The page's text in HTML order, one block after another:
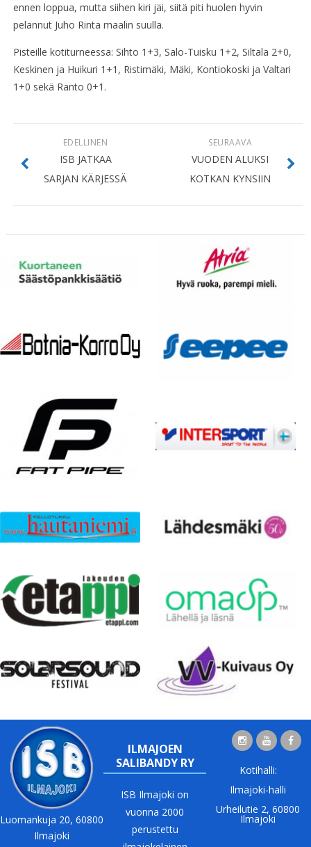
ennen loppua, mutta siihen kiri jäi, siitä piti huolen hyvin
pelannut Juho Rinta maalin suulla.
Pisteille kotiturneessa: Sihto 1+3, Salo-Tuisku 1+2, Siltala 2+0,
Keskinen ja Huikuri 1+1, Ristimäki, Mäki, Kontiokoski ja Valtari
1+0 sekä Ranto 0+1.
SEURAAVA
VUODEN ALUKSI
KOTKAN KYNSIIN
EDELLINEN
ISB JATKAA
SARJAN KÄRJESSÄ
Luomankuja 20, 60800
Ilmajoki
ILMAJOEN
SALIBANDY RY
ISB Ilmajoki on
vuonna 2000
perustettu
Kotihalli:
Ilmajoki-halli
Urheilutie 2, 60800
Ilmajoki